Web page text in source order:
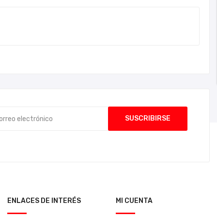
ENLACES DE INTERÉS MI CUENTA